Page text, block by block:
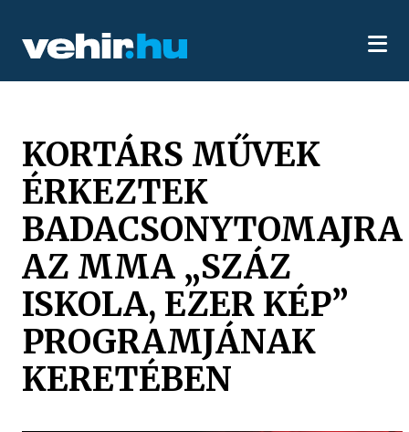
KORTÁRS MŰVEK
ÉRKEZTEK
BADACSONYTOMAJRA
AZ MMA „SZÁZ
ISKOLA, EZER KÉP”
PROGRAMJÁNAK
KERETÉBEN